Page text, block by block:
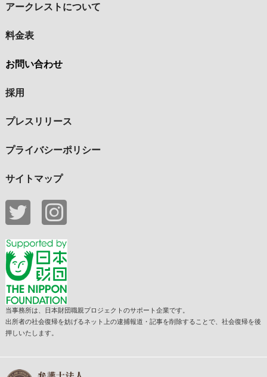
アークレストについて
料金表
お問い合わせ
採用
プレスリリース
プライバシーポリシー
サイトマップ
当事務所は、日本財団職親プロジェクトのサポート企業です。
出所者の社会復帰を妨げるネット上の逮捕報道・記事を削除することで、社会復帰を後
押しいたします。